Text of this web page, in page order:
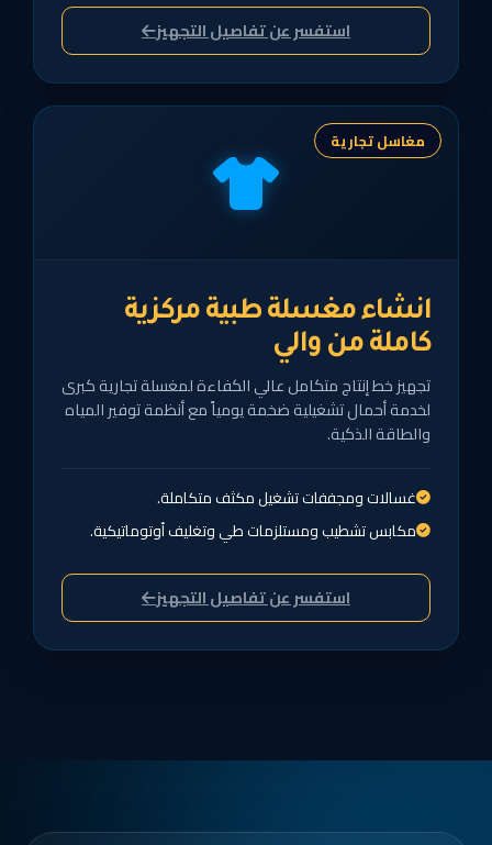
استفسر عن تفاصيل التجهيز
مغاسل تجارية
انشاء مغسلة طبية مركزية
كاملة من والي
تجهيز خط إنتاج متكامل عالي الكفاءة لمغسلة تجارية كبرى
لخدمة أحمال تشغيلية ضخمة يومياً مع أنظمة توفير المياه
والطاقة الذكية.
غسالات ومجففات تشغيل مكثف متكاملة.
مكابس تشطيب ومستلزمات طي وتغليف أوتوماتيكية.
استفسر عن تفاصيل التجهيز